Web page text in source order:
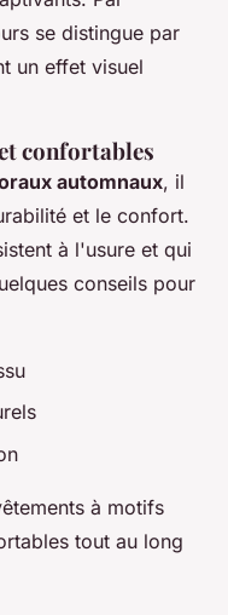
se distingue par
un effet visuel
confortables
automnaux, il
et le confort.
à l'usure et qui
conseils pour
à motifs
tout au long